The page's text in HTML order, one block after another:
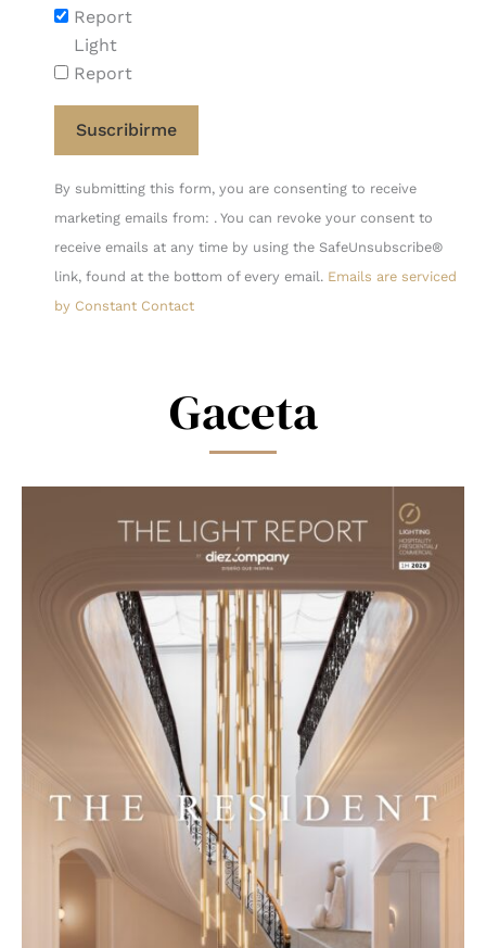
Report
Light
Report
Constant
Contact
Use.
Please
leave
By submitting this form, you are consenting to receive
marketing emails from: . You can revoke your consent to
receive emails at any time by using the SafeUnsubscribe®
link, found at the bottom of every email. Emails are serviced
by Constant Contact
Gaceta